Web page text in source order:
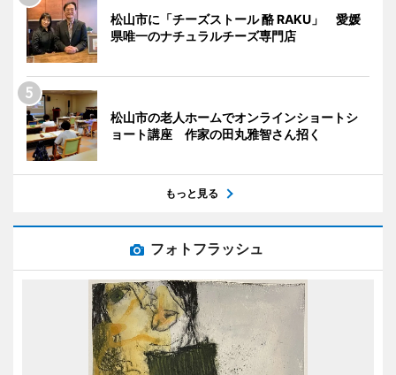
松山市に「チーズストール 酪 RAKU」 愛媛
県唯一のナチュラルチーズ専門店
松山市の老人ホームでオンラインショートシ
ョート講座 作家の田丸雅智さん招く
もっと見る
フォトフラッシュ